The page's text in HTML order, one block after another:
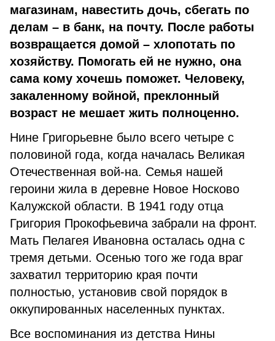
магазинам, навестить дочь, сбегать по
делам – в банк, на почту. После работы
возвращается домой – хлопотать по
хозяйству. Помогать ей не нужно, она
сама кому хочешь поможет. Человеку,
закаленному войной, преклонный
возраст не мешает жить полноценно.
Нине Григорьевне было всего четыре с
половиной года, когда началась Великая
Отечественная вой-на. Семья нашей
героини жила в деревне Новое Носково
Калужской области. В 1941 году отца
Григория Прокофьевича забрали на фронт.
Мать Пелагея Ивановна осталась одна с
тремя детьми. Осенью того же года враг
захватил территорию края почти
полностью, установив свой порядок в
оккупированных населенных пунктах.
Все воспоминания из детства Нины